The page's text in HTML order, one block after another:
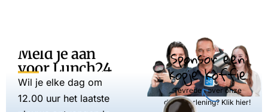
Meld je aan
voor Lunch24
Wil je elke dag om
12.00 uur het laatste
Sponsor een
kopje koffie
Tevreden over onze
dienstverlening? Klik hier!